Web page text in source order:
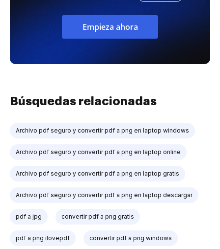
Empieza ahora
Búsquedas relacionadas
Archivo pdf seguro y convertir pdf a png en laptop windows
Archivo pdf seguro y convertir pdf a png en laptop online
Archivo pdf seguro y convertir pdf a png en laptop gratis
Archivo pdf seguro y convertir pdf a png en laptop descargar
pdf a jpg convertir pdf a png gratis
pdf a png ilovepdf convertir pdf a png windows